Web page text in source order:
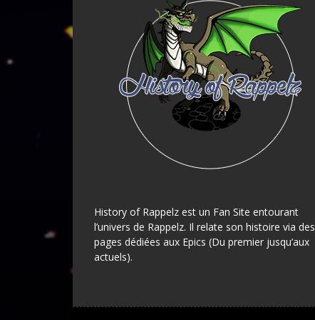
History of Rappelz est un Fan Site entourant
l’univers de Rappelz. Il relate son histoire via des
pages dédiées aux Epics (Du premier jusqu’aux
actuels).